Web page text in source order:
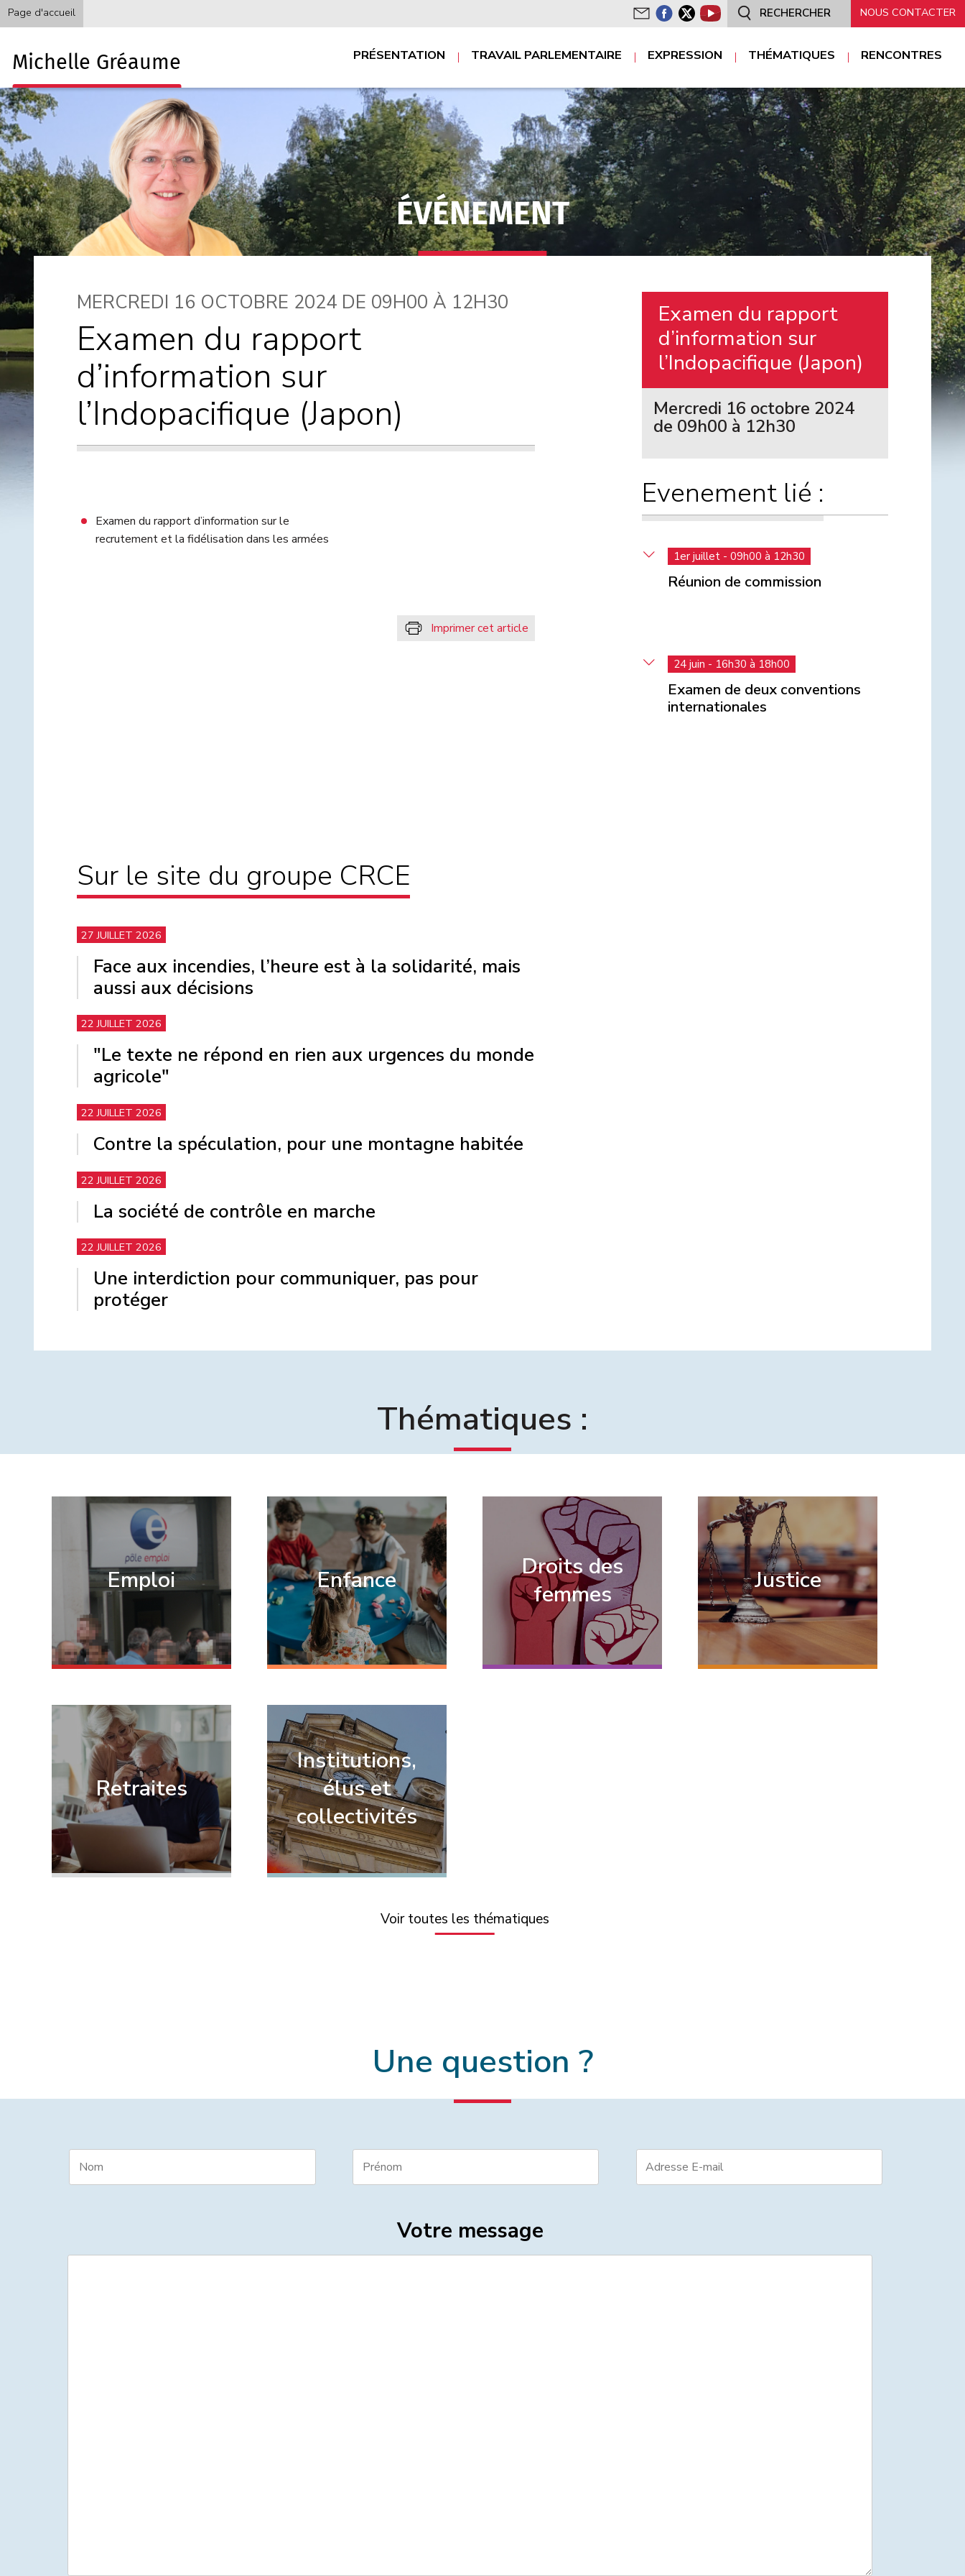
Page d'accueil RECHERCHER NOUS CONTACTER
Michelle Gréaume PRÉSENTATION TRAVAIL PARLEMENTAIRE
À la tribune
Questions au
gouvernement
Auditions en
commissions
Courriers
Propositions de
loi
EXPRESSION
Communiqués de
presse
Interviews
Publications
THÉMATIQUES RENCONTRES
ÉVÉNEMENT
MERCREDI 16 OCTOBRE 2024 DE 09H00 À 12H30
Examen du rapport
d’information sur
l’Indopacifique (Japon)
Examen du rapport d’information sur le
recrutement et la fidélisation dans les armées
Imprimer cet article
Examen du rapport
d’information sur
l’Indopacifique (Japon)
Mercredi 16 octobre 2024
de 09h00 à 12h30
Evenement lié :
1er juillet - 09h00 à 12h30
Réunion de commission
24 juin - 16h30 à 18h00
Examen de deux conventions
internationales
Sur le site du groupe CRCE
27 JUILLET 2026
Face aux incendies, l’heure est à la solidarité, mais
aussi aux décisions
22 JUILLET 2026
"Le texte ne répond en rien aux urgences du monde
agricole"
22 JUILLET 2026
Contre la spéculation, pour une montagne habitée
22 JUILLET 2026
La société de contrôle en marche
22 JUILLET 2026
Une interdiction pour communiquer, pas pour
protéger
Thématiques :
Emploi Enfance
Droits des
femmes
Justice
Retraites
Institutions,
élus et
collectivités
Voir toutes les thématiques
Une question ?
Votre message